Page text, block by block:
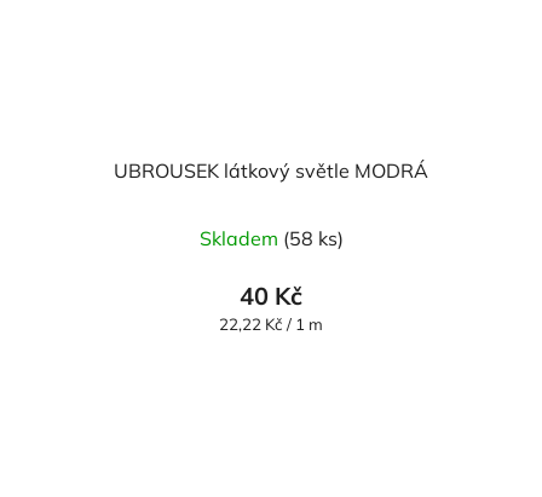
UBROUSEK látkový světle MODRÁ
Skladem (58 ks)
40 Kč
Měrná
22,22 Kč / 1 m